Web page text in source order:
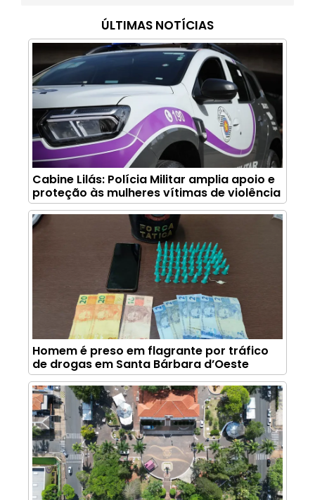
ÚLTIMAS NOTÍCIAS
Cabine Lilás: Polícia Militar amplia apoio e
proteção às mulheres vítimas de violência
Homem é preso em flagrante por tráfico
de drogas em Santa Bárbara d’Oeste